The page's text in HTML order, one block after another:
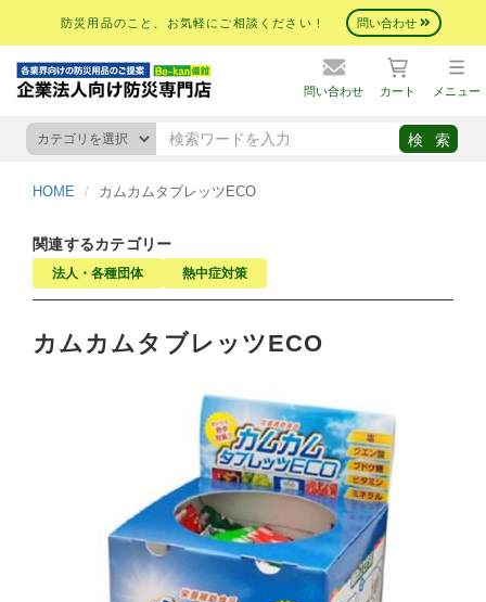
防災用品のこと、お気軽にご相談ください！ 問い合わせ
問い合わせ カート メニュー
HOME カムカムタブレッツECO
関連するカテゴリー
法人・各種団体 熱中症対策
カムカムタブレッツECO